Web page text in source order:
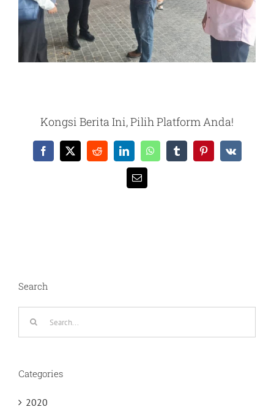
Kongsi Berita Ini, Pilih Platform Anda!
Facebook
X RedditLinkedInWhatsAppTumblrPinterest
Vk
Email
Search
Categories
2020